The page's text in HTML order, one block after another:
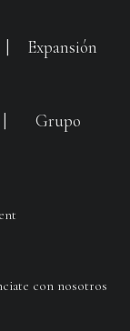
Expansión
Grupo
con nosotros